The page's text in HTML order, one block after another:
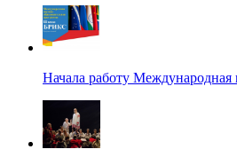
Начала работу